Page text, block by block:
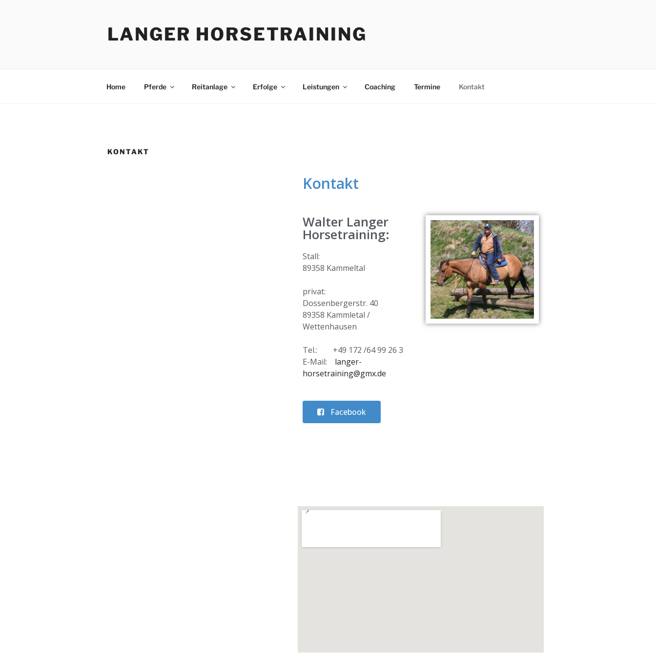
LANGER HORSETRAINING
Home Pferde Reitanlage Erfolge Leistungen Coaching Termine Kontakt
KONTAKT
Kontakt
Walter Langer
Horsetraining:
Stall:
89358 Kammeltal
privat:
Dossenbergerstr. 40
89358 Kammletal /
Wettenhausen
Tel.: +49 172 /64 99 26 3
E-Mail: langer-
horsetraining@gmx.de
Facebook